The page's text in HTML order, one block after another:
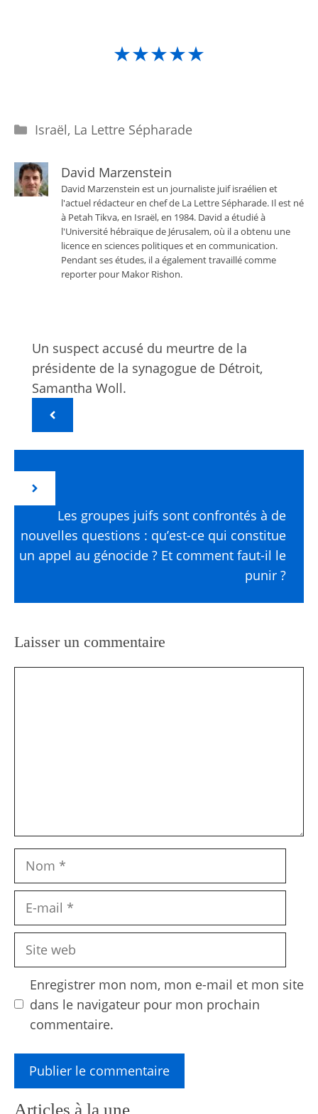
★★★★★
Catégories
Israël, La Lettre Sépharade
David Marzenstein
David Marzenstein est un journaliste juif israélien et
l'actuel rédacteur en chef de La Lettre Sépharade. Il est né
à Petah Tikva, en Israël, en 1984. David a étudié à
l'Université hébraïque de Jérusalem, où il a obtenu une
licence en sciences politiques et en communication.
Pendant ses études, il a également travaillé comme
reporter pour Makor Rishon.
Un suspect accusé du meurtre de la
présidente de la synagogue de Détroit,
Samantha Woll.
Les groupes juifs sont confrontés à de
nouvelles questions : qu’est-ce qui constitue
un appel au génocide ? Et comment faut-il le
punir ?
Laisser un commentaire
Nom
Site
Enregistrer mon nom, mon e-mail et mon site
dans le navigateur pour mon prochain
commentaire.
Articles à la une